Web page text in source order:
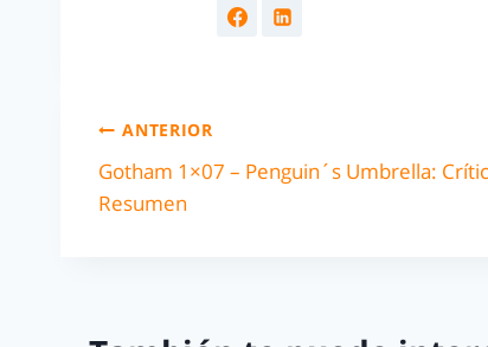
ANTERIOR
Gotham 1×07 – Penguin´s Umbrella:
Resumen